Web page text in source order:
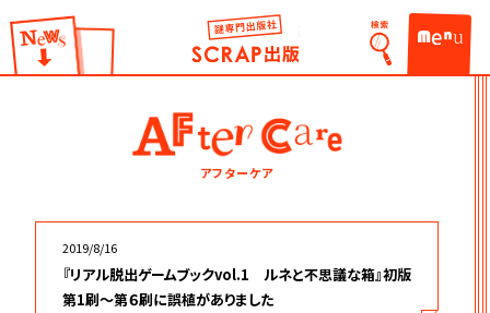
お知らせ
謎出版社 SCRAP出版
検索
アフターケア
2019/8/16
『リアル脱出ゲームブックvol.1 ルネと不思議な箱』初版
第1刷～第６刷に誤植がありました